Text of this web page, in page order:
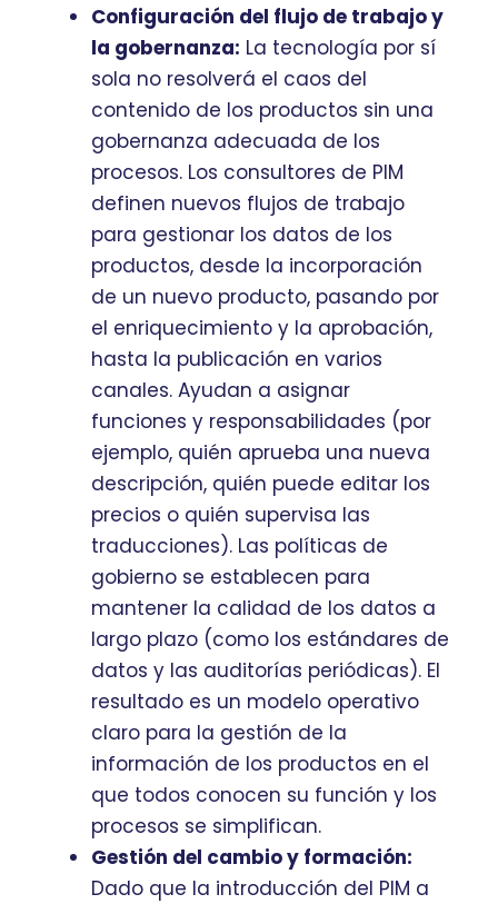
Configuración del flujo de trabajo y
la gobernanza: La tecnología por sí
sola no resolverá el caos del
contenido de los productos sin una
gobernanza adecuada de los
procesos. Los consultores de PIM
definen nuevos flujos de trabajo
para gestionar los datos de los
productos, desde la incorporación
de un nuevo producto, pasando por
el enriquecimiento y la aprobación,
hasta la publicación en varios
canales. Ayudan a asignar
funciones y responsabilidades (por
ejemplo, quién aprueba una nueva
descripción, quién puede editar los
precios o quién supervisa las
traducciones). Las políticas de
gobierno se establecen para
mantener la calidad de los datos a
largo plazo (como los estándares de
datos y las auditorías periódicas). El
resultado es un modelo operativo
claro para la gestión de la
información de los productos en el
que todos conocen su función y los
procesos se simplifican.
Gestión del cambio y formación:
Dado que la introducción del PIM a